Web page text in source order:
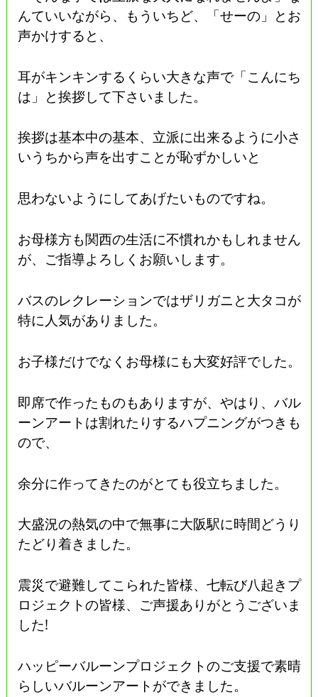
んていいながら、もういちど、「せーの」とお
声かけすると、
耳がキンキンするくらい大きな声で「こんにち
は」と挨拶して下さいました。
挨拶は基本中の基本、立派に出来るように小さ
いうちから声を出すことが恥ずかしいと
思わないようにしてあげたいものですね。
お母様方も関西の生活に不慣れかもしれません
が、ご指導よろしくお願いします。
バスのレクレーションではザリガニと大タコが
特に人気がありました。
お子様だけでなくお母様にも大変好評でした。
即席で作ったものもありますが、やはり、バル
ーンアートは割れたりするハプニングがつきも
ので、
余分に作ってきたのがとても役立ちました。
大盛況の熱気の中で無事に大阪駅に時間どうり
たどり着きました。
震災で避難してこられた皆様、七転び八起きプ
ロジェクトの皆様、ご声援ありがとうございま
した!
ハッピーバルーンプロジェクトのご支援で素晴
らしいバルーンアートができました。